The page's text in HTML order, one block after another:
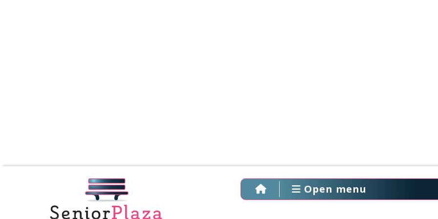
Open menu